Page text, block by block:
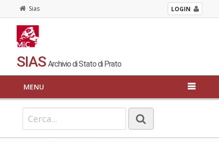
Sias LOGIN
SIAS Archivio di Stato di Prato
MENU